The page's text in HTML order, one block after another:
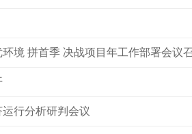
境 拼首季 决战项目年工作部署会议
行分析研判会议